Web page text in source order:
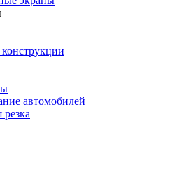
автомобилей
резка